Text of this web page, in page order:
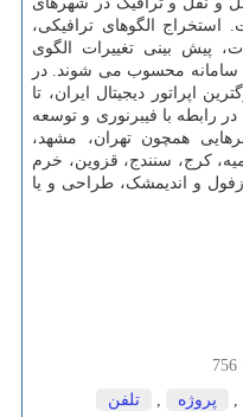
الگوهای ترافیکی،
پیش بینی تغییرات الگوی
سامانه محسوب می شوند. در
اپراتور دیجیتال ایران، تا
رابطه با فیبرنوری و توسعه
همچون تهران، مشهد،
کرج، سنندج، قزوین، خرم
و اندیمشک، طراحی و یا
756
پروژه تلفن